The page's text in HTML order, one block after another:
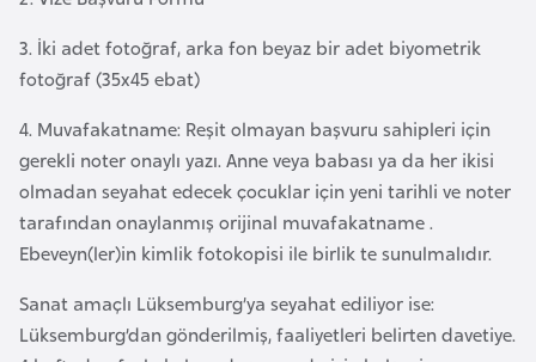
e
m
e
r
i
3. İki adet fotoğraf, arka fon beyaz bir adet biyometrik
fotoğraf (35x45 ebat)
4. Muvafakatname: Reşit olmayan başvuru sahipleri için
gerekli noter onaylı yazı. Anne veya babası ya da her ikisi
olmadan seyahat edecek çocuklar için yeni tarihli ve noter
tarafından onaylanmış orijinal muvafakatname .
Ebeveyn(ler)in kimlik fotokopisi ile birlik te sunulmalıdır.
Sanat amaçlı Lüksemburg’ya seyahat ediliyor ise:
Lüksemburg’dan gönderilmiş, faaliyetleri belirten davetiye.
a
A
e
r
b
a
y
c
a